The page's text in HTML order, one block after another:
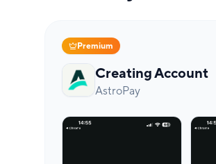
Premium
Creating Account
AstroPay